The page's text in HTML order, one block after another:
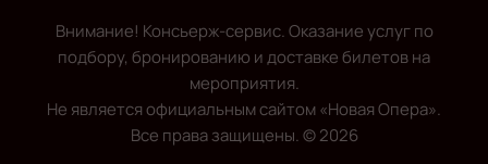
Внимание! Консьерж-сервис. Оказание услуг по
подбору, бронированию и доставке билетов на
мероприятия.
Не является официальным сайтом «Новая Опера».
Все права защищены.©2026